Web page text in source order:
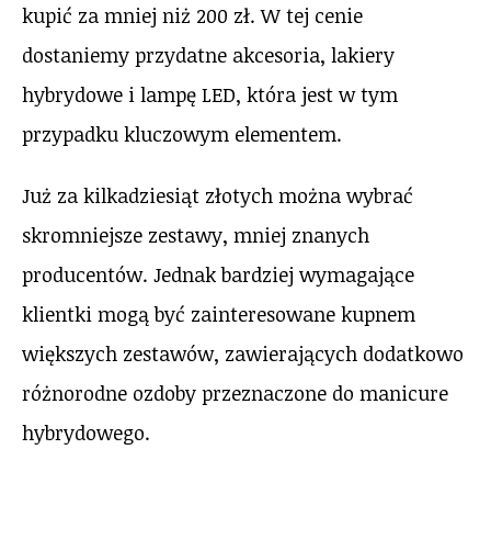
kupić za mniej niż 200 zł. W tej cenie
dostaniemy przydatne akcesoria, lakiery
hybrydowe i lampę LED, która jest w tym
przypadku kluczowym elementem.
Już za kilkadziesiąt złotych można wybrać
skromniejsze zestawy, mniej znanych
producentów. Jednak bardziej wymagające
klientki mogą być zainteresowane kupnem
większych zestawów, zawierających dodatkowo
różnorodne ozdoby przeznaczone do manicure
hybrydowego.